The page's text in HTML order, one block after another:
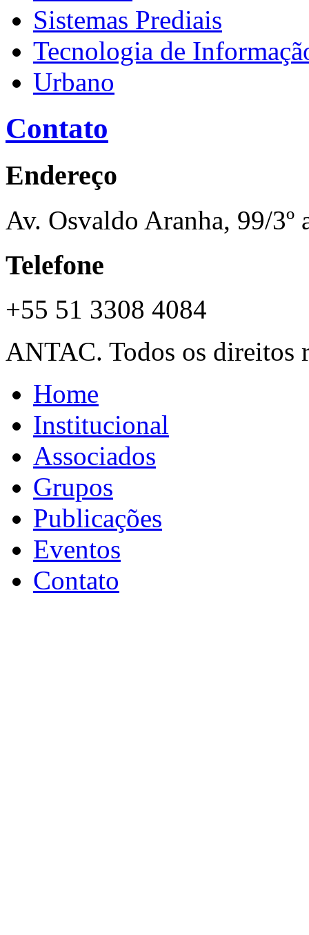
Sistemas Prediais
Tecnologia de
Urbano
Contato
Endereço
Av. Osvaldo Aranha, 99/
Telefone
+55 51 3308 4084
ANTAC. Todos os direitos
Home
Institucional
Associados
Grupos
Publicações
Eventos
Contato